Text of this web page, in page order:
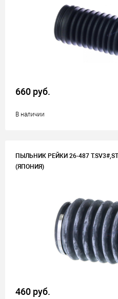
660 руб.
В наличии
ПЫЛЬНИК РЕЙКИ 26-487
(ЯПОНИЯ)
460 руб.